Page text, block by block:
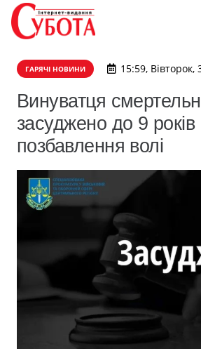
ГАРЯЧІ НОВИНИ 15:59,
Винуватця
засуджено до 9 років
позбавлення волі